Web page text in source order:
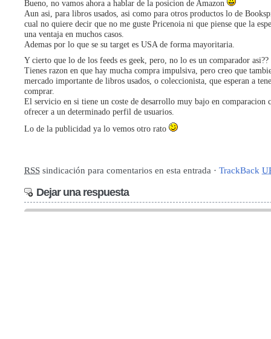
Bueno, no vamos ahora a hablar de la posicion de Amazon
Aun asi, para libros usados, asi como para otros productos lo de
cual no quiere decir que no me guste Pricenoia ni que piense que la
una ventaja en muchos casos.
Ademas por lo que se su target es USA de forma mayoritaria.
Y cierto que lo de los feeds es geek, pero, no lo es un comparador asi??
Tienes razon en que hay mucha compra impulsiva, pero creo que
mercado importante de libros usados, o coleccionista, que esperan a
comprar.
El servicio en si tiene un coste de desarrollo muy bajo en comparacion
ofrecer a un determinado perfil de usuarios.
Lo de la publicidad ya lo vemos otro rato
RSS sindicación para comentarios en esta entrada · TrackBack
Dejar una respuesta